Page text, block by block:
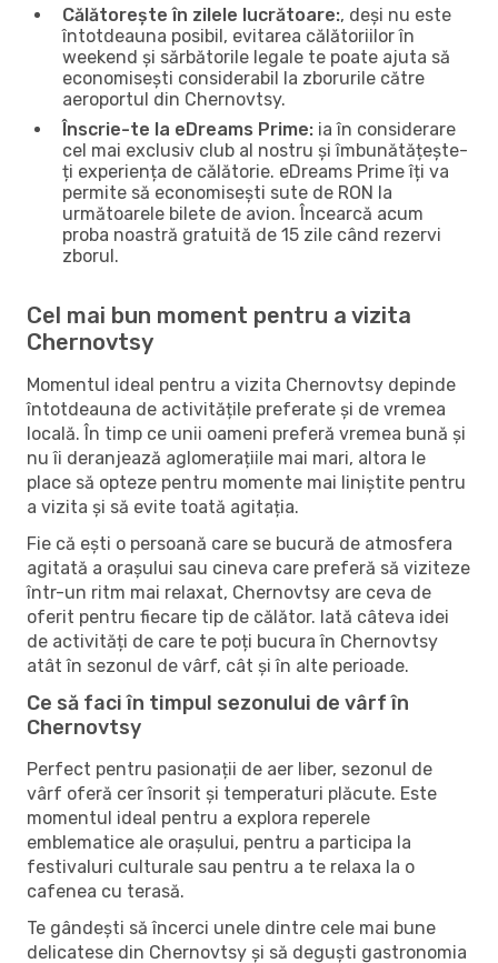
Călătorește în zilele lucrătoare:, deși nu este
întotdeauna posibil, evitarea călătoriilor în
weekend și sărbătorile legale te poate ajuta să
economisești considerabil la zborurile către
aeroportul din Chernovtsy.
Înscrie-te la eDreams Prime: ia în considerare
cel mai exclusiv club al nostru și îmbunătățește-
ți experiența de călătorie. eDreams Prime îți va
permite să economisești sute de RON la
următoarele bilete de avion. Încearcă acum
proba noastră gratuită de 15 zile când rezervi
zborul.
Cel mai bun moment pentru a vizita
Chernovtsy
Momentul ideal pentru a vizita Chernovtsy depinde
întotdeauna de activitățile preferate și de vremea
locală. În timp ce unii oameni preferă vremea bună și
nu îi deranjează aglomerațiile mai mari, altora le
place să opteze pentru momente mai liniștite pentru
a vizita și să evite toată agitația.
Fie că ești o persoană care se bucură de atmosfera
agitată a orașului sau cineva care preferă să viziteze
într-un ritm mai relaxat, Chernovtsy are ceva de
oferit pentru fiecare tip de călător. Iată câteva idei
de activități de care te poți bucura în Chernovtsy
atât în ​​sezonul de vârf, cât și în alte perioade.
Ce să faci în timpul sezonului de vârf în
Chernovtsy
Perfect pentru pasionații de aer liber, sezonul de
vârf oferă cer însorit și temperaturi plăcute. Este
momentul ideal pentru a explora reperele
emblematice ale orașului, pentru a participa la
festivaluri culturale sau pentru a te relaxa la o
cafenea cu terasă.
Te gândești să încerci unele dintre cele mai bune
delicatese din Chernovtsy și să deguști gastronomia